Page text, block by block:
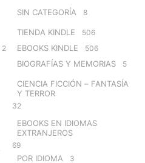
2
SIN CATEGORÍA 8
TIENDA KINDLE 506
EBOOKS KINDLE 506
BIOGRAFÍAS Y MEMORIAS 5
CIENCIA FICCIÓN – FANTASÍA
Y TERROR
32
EBOOKS EN IDIOMAS
EXTRANJEROS
69
POR IDIOMA 3